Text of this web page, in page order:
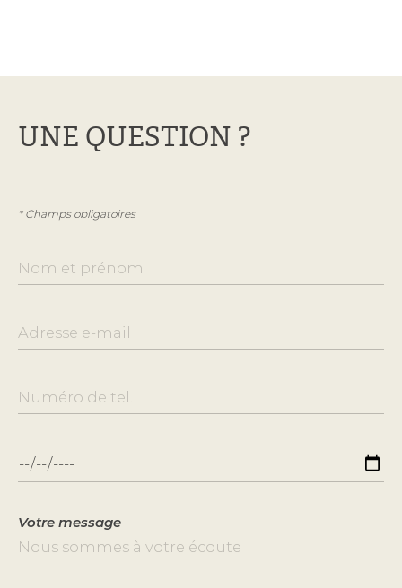
UNE QUESTION ?
* Champs obligatoires
Votre message